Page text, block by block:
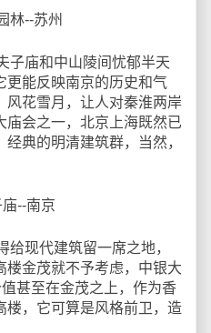
子庙和中山陵间忧郁半天
更能反映南京的历史和气
风花雪月，让人对秦淮两岸
庙会之一，北京上海既然已
典的明清建筑群，当然，
给现代建筑留一席之地，
楼金茂就不予考虑，中银大
甚至在金茂之上，作为香
楼，它可算是风格前卫，造